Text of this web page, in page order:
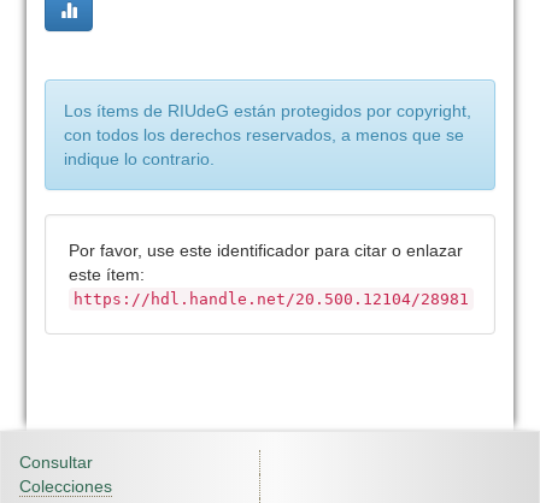
Los ítems de RIUdeG están protegidos por copyright,
con todos los derechos reservados, a menos que se
indique lo contrario.
Por favor, use este identificador para citar o enlazar
este ítem:
https://hdl.handle.net/20.500.12104/28981
Consultar
Colecciones